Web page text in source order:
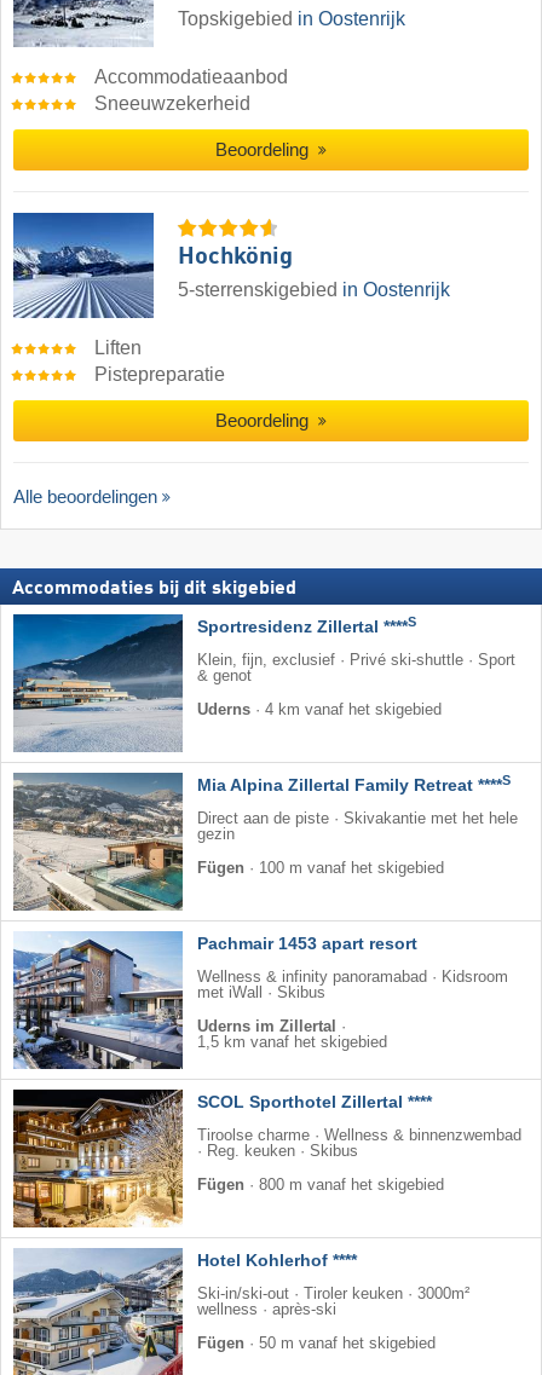
Topskigebied in Oostenrijk
Accommodatieaanbod
Sneeuwzekerheid
Beoordeling
Hochkönig
5-sterrenskigebied in Oostenrijk
Liften
Pistepreparatie
Beoordeling
Alle beoordelingen
Accommodaties bij dit skigebied
Sportresidenz Zillertal ****S
Klein, fijn, exclusief · Privé ski-shuttle · Sport
& genot
Uderns · 4 km vanaf het skigebied
Mia Alpina Zillertal Family Retreat ****S
Direct aan de piste · Skivakantie met het hele
gezin
Fügen · 100 m vanaf het skigebied
Pachmair 1453 apart resort
Wellness & infinity panoramabad · Kidsroom
met iWall · Skibus
Uderns im Zillertal ·
1,5 km vanaf het skigebied
SCOL Sporthotel Zillertal ****
Tiroolse charme · Wellness & binnenzwembad
· Reg. keuken · Skibus
Fügen · 800 m vanaf het skigebied
Hotel Kohlerhof ****
Ski-in/ski-out · Tiroler keuken · 3000m²
wellness · après-ski
Fügen · 50 m vanaf het skigebied